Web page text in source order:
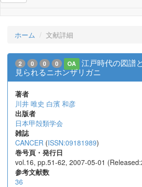
ホーム 文献詳細
2 0 0 0 OA
江戸時代の図譜
見られるニホンザリガニ
著者
川井 唯史 白濱 和彦
出版者
日本甲殻類学会
雑誌
CANCER (ISSN:09181989)
巻号頁・発行日
vol.16, pp.51-62, 2007-05-01
参考文献数
36